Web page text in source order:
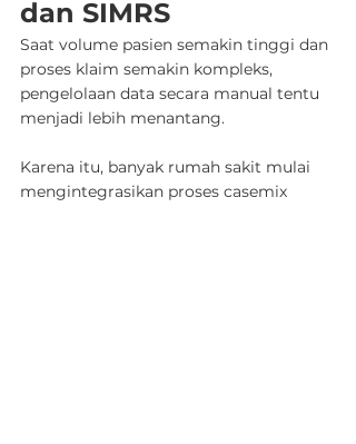
dan SIMRS
Saat volume pasien semakin tinggi dan
proses klaim semakin kompleks,
pengelolaan data secara manual tentu
menjadi lebih menantang.
Karena itu, banyak rumah sakit mulai
mengintegrasikan proses casemix
Jadwalkan Demo